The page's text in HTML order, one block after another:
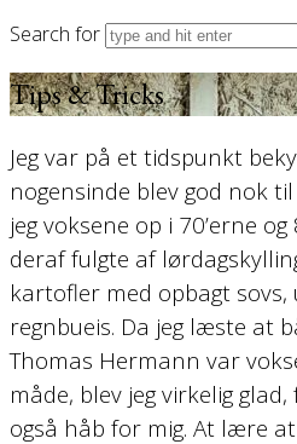
Search for
Tips & Tricks
Jeg var på et tidspunkt
nogensinde blev god nok
jeg voksene op i 70’erne
deraf fulgte af
kartofler med opbagt
regnbueis. Da jeg læste at
Thomas Hermann var
måde, blev jeg virkelig
også håb for mig. At lære